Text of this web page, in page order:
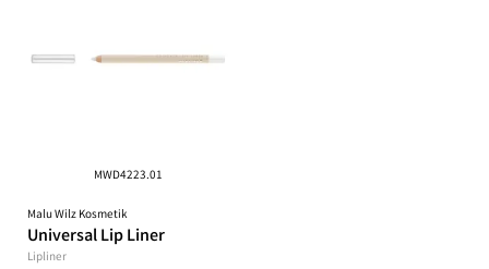
MWD4223.01
Malu Wilz Kosmetik
Universal Lip Liner
Lipliner